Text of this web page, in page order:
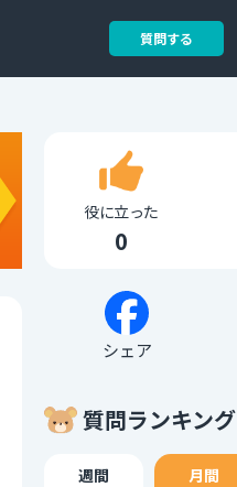
質問する
役に立った
0
シェア
質問ランキング
週間 月間